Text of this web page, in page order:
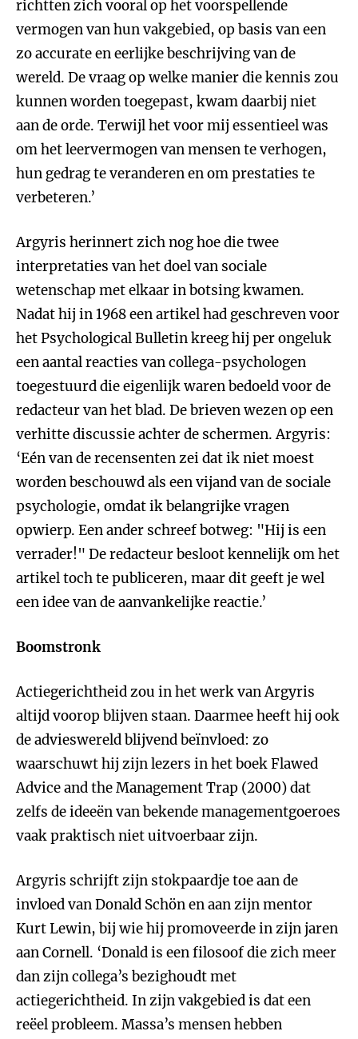
richtten zich vooral op het voorspellende
vermogen van hun vakgebied, op basis van een
zo accurate en eerlijke beschrijving van de
wereld. De vraag op welke manier die kennis zou
kunnen worden toegepast, kwam daarbij niet
aan de orde. Terwijl het voor mij essentieel was
om het leervermogen van mensen te verhogen,
hun gedrag te veranderen en om prestaties te
verbeteren.’
Argyris herinnert zich nog hoe die twee
interpretaties van het doel van sociale
wetenschap met elkaar in botsing kwamen.
Nadat hij in 1968 een artikel had geschreven voor
het Psychological Bulletin kreeg hij per ongeluk
een aantal reacties van collega-psychologen
toegestuurd die eigenlijk waren bedoeld voor de
redacteur van het blad. De brieven wezen op een
verhitte discussie achter de schermen. Argyris:
‘Eén van de recensenten zei dat ik niet moest
worden beschouwd als een vijand van de sociale
psychologie, omdat ik belangrijke vragen
opwierp. Een ander schreef botweg: "Hij is een
verrader!" De redacteur besloot kennelijk om het
artikel toch te publiceren, maar dit geeft je wel
een idee van de aanvankelijke reactie.’
Boomstronk
Actiegerichtheid zou in het werk van Argyris
altijd voorop blijven staan. Daarmee heeft hij ook
de advieswereld blijvend beïnvloed: zo
waarschuwt hij zijn lezers in het boek Flawed
Advice and the Management Trap (2000) dat
zelfs de ideeën van bekende managementgoeroes
vaak praktisch niet uitvoerbaar zijn.
Argyris schrijft zijn stokpaardje toe aan de
invloed van Donald Schön en aan zijn mentor
Kurt Lewin, bij wie hij promoveerde in zijn jaren
aan Cornell. ‘Donald is een filosoof die zich meer
dan zijn collega’s bezighoudt met
actiegerichtheid. In zijn vakgebied is dat een
reëel probleem. Massa’s mensen hebben